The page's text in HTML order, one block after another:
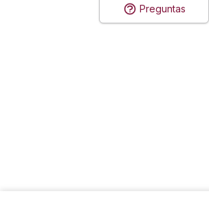
Preguntas